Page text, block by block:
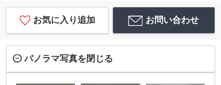
お気に入り追加 お問い合わせ
パノラマ写真を閉じる